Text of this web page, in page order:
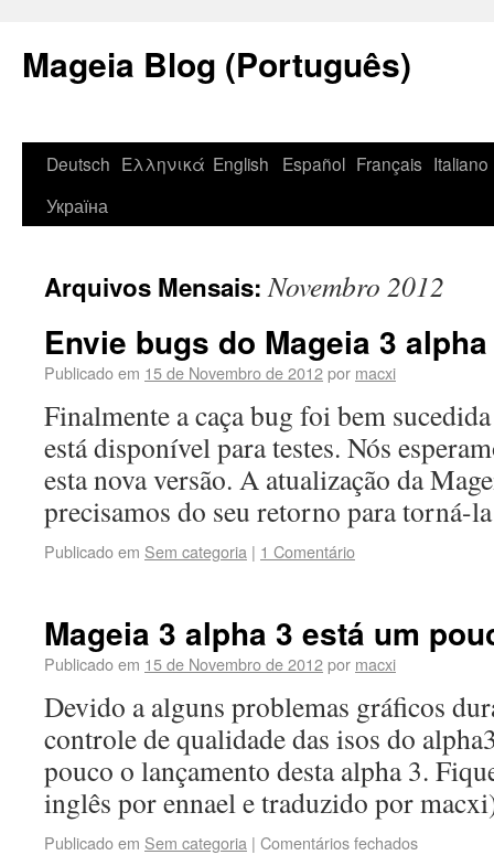
Mageia Blog (Português)
Deutsch Ελληνικά English Español Français Italiano
Україна
Arquivos Mensais:Novembro 2012
Envie bugs do Mageia 3
Publicado em 15 de Novembro de 2012por macxi
Finalmente a caça bug foi bem
está disponível para testes. Nós
esta nova versão. A atualização da
precisamos do seu retorno para
Publicado em Sem categoria | 1 Comentário
Mageia 3 alpha 3 está um
Publicado em 15 de Novembro de 2012por macxi
Devido a alguns problemas gráficos
controle de qualidade das isos do
pouco o lançamento desta alpha 3.
inglês por ennael e traduzido por
Publicado em Sem categoria | Comentários fechados